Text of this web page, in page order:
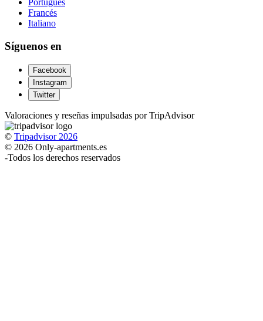
Portugués
Francés
Italiano
Síguenos en
Facebook
Instagram
Twitter
Valoraciones y reseñas impulsadas por TripAdvisor
© Tripadvisor 2026
© 2026 Only-apartments.es
-Todos los derechos reservados